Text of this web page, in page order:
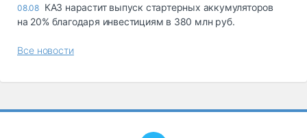
08.08 КАЗ нарастит выпуск стартерных аккумуляторов
на 20% благодаря инвестициям в 380 млн руб.
Все новости